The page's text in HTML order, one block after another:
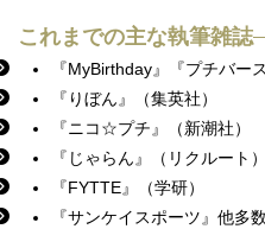
これまでの主な執筆雑誌
『MyBirthday』『プチバー
『りぼん』（集英社）
『ニコ☆プチ』（新潮社）
『じゃらん』（リクルート）
『FYTTE』（学研）
『サンケイスポーツ』他多数